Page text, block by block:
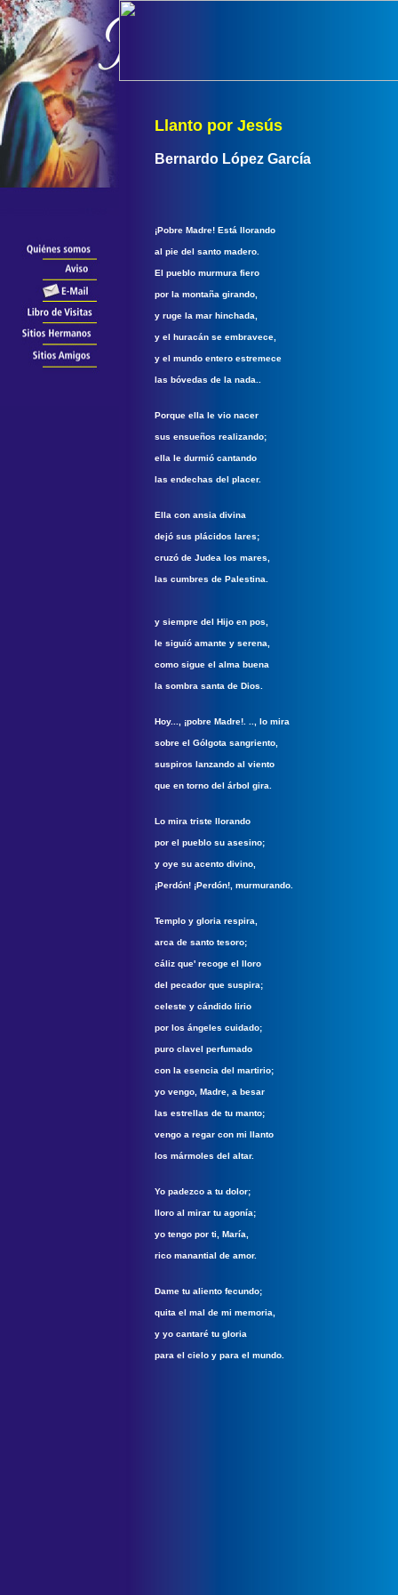
Llanto por Jesús
Bernardo López García
¡Pobre Madre! Está llorando
al pie del santo madero.
El pueblo murmura fiero
por la montaña girando,
y ruge la mar hinchada,
y el huracán se embravece,
y el mundo entero estremece
las bóvedas de la nada..
Porque ella le vio nacer
sus ensueños realizando;
ella le durmió cantando
las endechas del placer.
Ella con ansia divina
dejó sus plácidos lares;
cruzó de Judea los mares,
las cumbres de Palestina.
y siempre del Hijo en pos,
le siguió amante y serena,
como sigue el alma buena
la sombra santa de Dios.
Hoy..., ¡pobre Madre!. .., lo mira
sobre el Gólgota sangriento,
suspiros lanzando al viento
que en torno del árbol gira.
Lo mira triste llorando
por el pueblo su asesino;
y oye su acento divino,
¡Perdón! ¡Perdón!, murmurando.
Templo y gloria respira,
arca de santo tesoro;
cáliz que' recoge el lloro
del pecador que suspira;
celeste y cándido lirio
por los ángeles cuidado;
puro clavel perfumado
con la esencia del martirio;
yo vengo, Madre, a besar
las estrellas de tu manto;
vengo a regar con mi llanto
los mármoles del altar.
Yo padezco a tu dolor;
lloro al mirar tu agonía;
yo tengo por ti, María,
rico manantial de amor.
Dame tu aliento fecundo;
quita el mal de mi memoria,
y yo cantaré tu gloria
para el cielo y para el mundo.